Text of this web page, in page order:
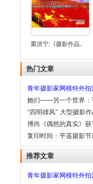
栗洪宁:《摄影作品..
热门文章
青年摄影家网模特外
她们——另一个世界：
“四明雄风” 大型摄影
博尚《偶然的真实》
复印时间：平遥摄影
推荐文章
青年摄影家网模特外